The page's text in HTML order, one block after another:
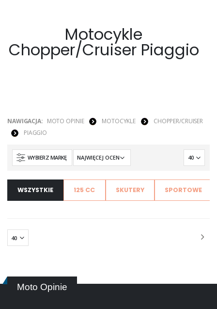
Motocykle
Chopper/Cruiser Piaggio
NAWIGACJA: MOTO OPINIE MOTOCYKLE
CHOPPER/CRUISER
PIAGGIO
WYBIERZ MARKĘ
WSZYSTKIE 125 CC SKUTERY SPORTOWE
Moto Opinie